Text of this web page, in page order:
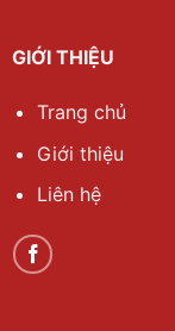
GIỚI THIỆU
Trang chủ
Giới thiệu
Liên hệ